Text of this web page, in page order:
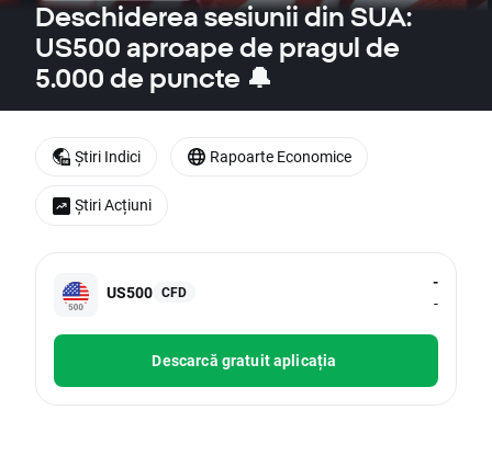
Deschiderea sesiunii din SUA:
US500 aproape de pragul de
5.000 de puncte 🔔
US500 CFD
-
-
Descarcă gratuit aplicația
Știri Indici Rapoarte Economice
Știri Acțiuni